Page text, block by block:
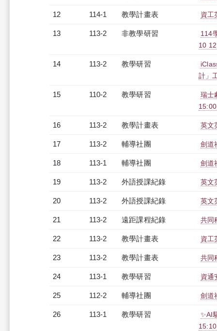
12 114-1 教學計畫表 資工
13 113-2 非教學研習
114
10
14 113-2 教學研習
計」
15 110-2 教學研習
瑞士
16 113-2 教學計畫表 英文
17 113-2 輔導社團 劍道
18 113-1 輔導社團 劍道
19 113-2 外語授課紀錄 英文
20 113-2 外語授課紀錄 英文
21 113-2 遠距課程紀錄 共同
22 113-2 教學計畫表 資工
23 113-2 教學計畫表 共同
24 113-1 教學研習 資通
25 112-2 輔導社團 劍道
26 113-1 教學研習
✨AI